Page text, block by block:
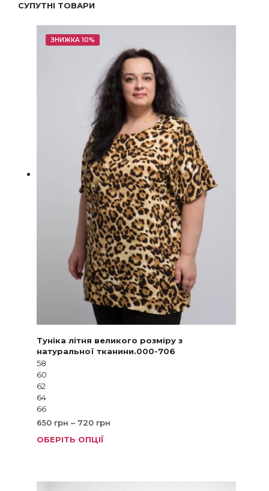
СУПУТНІ ТОВАРИ
ЗНИЖКА 10%
Туніка літня великого розміру з
натуральної тканини.000-706
58
60
62
64
66
650 грн – 720 грнДіапазон
ОБЕРІТЬ ОПЦІЇ